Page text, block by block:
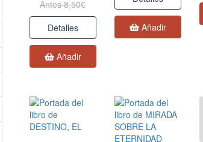
Antes 8,50€
Detalles
Añadir
Añadir